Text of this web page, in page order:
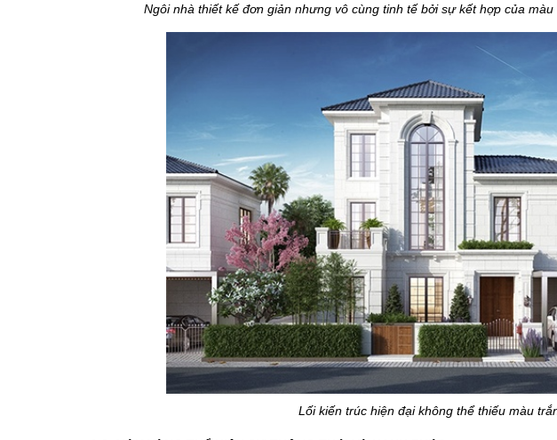
Ngôi nhà thiết kế đơn giản nhưng vô cùng tinh tế bởi sự kết hợp của
Lối kiến trúc hiện đại không thể thiếu màu